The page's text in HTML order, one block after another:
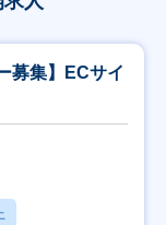
募集】ECサイ